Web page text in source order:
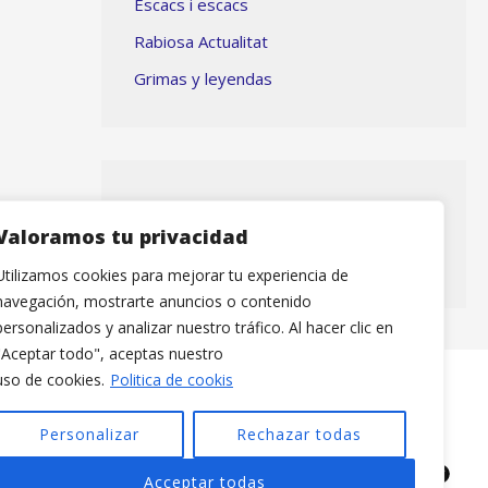
tu privacidad
cookies para mejorar tu experiencia de
mostrarte anuncios o contenido
y analizar nuestro tráfico. Al hacer clic en
todo", aceptas nuestro
de cookies. Politica de cookis
Personalizar Rechazar todas
Acceptar todas
Escacs i escacs
Rabiosa Actualitat
Grimas y leyendas
TORNEOS con participación
SMA